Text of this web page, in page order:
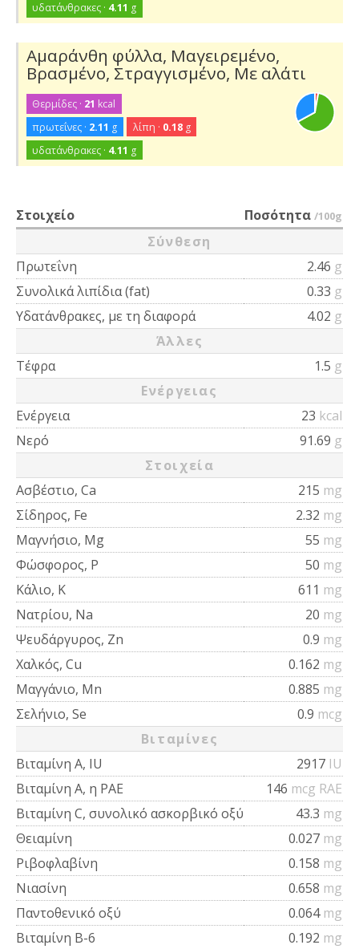
υδατάνθρακες · 4.11 g
Αμαράνθη φύλλα, Μαγειρεμένο,
Βρασμένο, Στραγγισμένο, Με αλάτι
Θερμίδες · 21 kcal
πρωτεΐνες · 2.11 g λίπη · 0.18g
υδατάνθρακες · 4.11 g
Στοιχείο Ποσότητα /100g
Σύνθεση
Πρωτεΐνη
2.46 g
Συνολικά λιπίδια (fat)
0.33 g
Υδατάνθρακες, με τη διαφορά
4.02 g
Άλλες
Τέφρα
1.5 g
Ενέργειας
Ενέργεια
23 kcal
Νερό
91.69 g
Στοιχεία
Ασβέστιο, Ca
215 mg
Σίδηρος, Fe
2.32 mg
Μαγνήσιο, Mg
55 mg
Φώσφορος, P
50 mg
Κάλιο, K
611 mg
Νατρίου, Na
20 mg
Ψευδάργυρος, Zn
0.9 mg
Χαλκός, Cu
0.162 mg
Μαγγάνιο, Mn
0.885 mg
Σελήνιο, Se
0.9 mcg
Βιταμίνες
Βιταμίνη Α, IU
2917 IU
Βιταμίνη Α, η ΡΑΕ
146 mcg RAE
Βιταμίνη C, συνολικό ασκορβικό οξύ
43.3 mg
Θειαμίνη
0.027 mg
Ριβοφλαβίνη
0.158 mg
Νιασίνη
0.658 mg
Παντοθενικό οξύ
0.064 mg
Βιταμίνη Β-6
0.192 mg